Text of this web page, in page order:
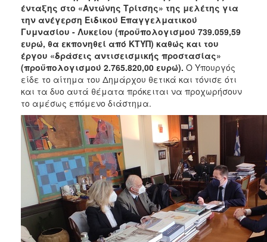
ένταξης στο «Αντώνης Τρίτσης» της μελέτης για
την ανέγερση Ειδικού Επαγγελματικού
Γυμνασίου - Λυκείου (προϋπολογισμού 739.059,59
ευρώ, θα εκπονηθεί από ΚΤΥΠ) καθώς και του
έργου «δράσεις αντισεισμικής προστασίας»
(προϋπολογισμού 2.765.820,00 ευρώ). Ο Υπουργός
είδε το αίτημα του Δημάρχου θετικά και τόνισε ότι
και τα δυο αυτά θέματα πρόκειται να προχωρήσουν
το αμέσως επόμενο διάστημα.